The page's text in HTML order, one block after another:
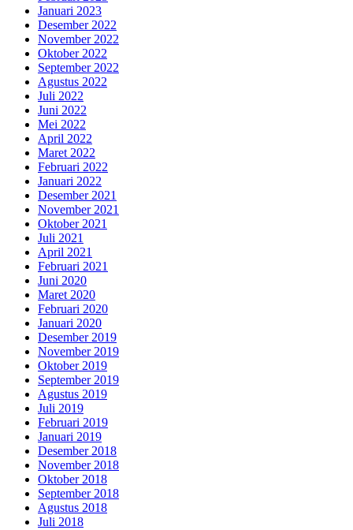
Januari 2023
Desember 2022
November 2022
Oktober 2022
September 2022
Agustus 2022
Juli 2022
Juni 2022
Mei 2022
April 2022
Maret 2022
Februari 2022
Januari 2022
Desember 2021
November 2021
Oktober 2021
Juli 2021
April 2021
Februari 2021
Juni 2020
Maret 2020
Februari 2020
Januari 2020
Desember 2019
November 2019
Oktober 2019
September 2019
Agustus 2019
Juli 2019
Februari 2019
Januari 2019
Desember 2018
November 2018
Oktober 2018
September 2018
Agustus 2018
Juli 2018